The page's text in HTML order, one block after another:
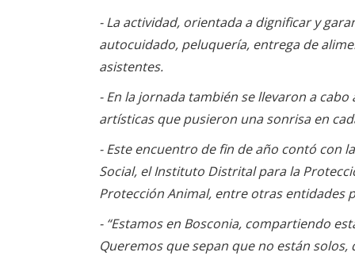
- La actividad, orientada a dignificar y
autocuidado, peluquería, entrega de
asistentes.
- En la jornada también se llevaron a
artísticas que pusieron una sonrisa en
- Este encuentro de fin de año contó con
Social, el Instituto Distrital para la
Protección Animal, entre otras entidades
- “Estamos en Bosconia, compartiendo
Queremos que sepan que no están